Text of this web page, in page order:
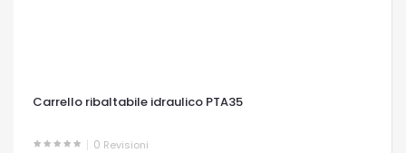
Carrello ribaltabile idraulico PTA35
0 Revisioni